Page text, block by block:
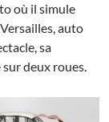
où il simule
auto
sa
deux roues.